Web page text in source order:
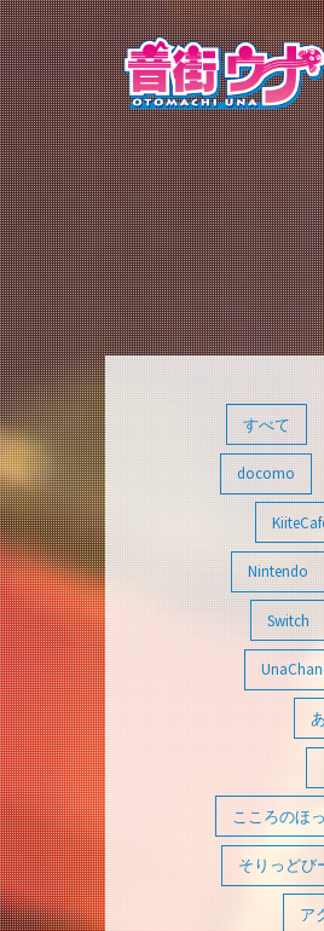
コ
ン
テ
ン
ツ
へ
ス
キ
ッ
プ
すべて
docomo
Nintendo
Switch
こころのほ
そりっどび
ア